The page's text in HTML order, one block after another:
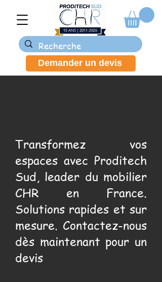
Demander un devis
Transformez vos
espaces avec Proditech
Sud, leader du mobilier
CHR en France.
Solutions rapides et sur
mesure. Contactez-nous
dès maintenant pour un
devis